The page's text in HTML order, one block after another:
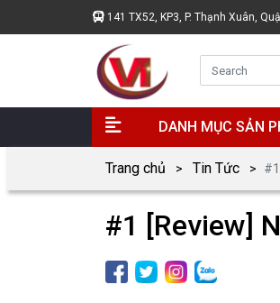
141 TX52, KP3, P. Thạnh Xuân,
DANH MỤC SẢN
Trang chủ Tin Tức
#1 [Review]